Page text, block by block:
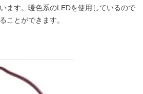
ます。暖色系のLEDを使用しているので
ことができます。